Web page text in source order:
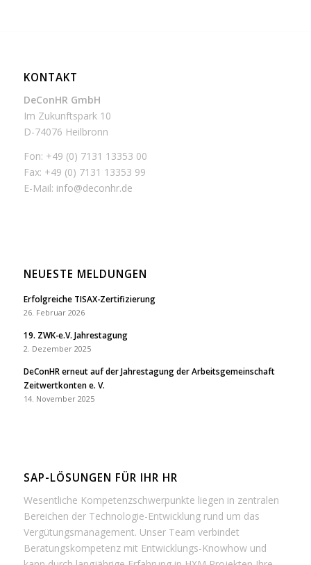
KONTAKT
DeConHR GmbH
Im Zukunftspark 10
D-74076 Heilbronn
Fon: +49 (0) 7131 13353 00
Fax: +49 (0) 7131 13353 99
E-Mail: info@deconhr.de
NEUESTE MELDUNGEN
Erfolgreiche TISAX-Zertifizierung
26. Februar 2026
19. ZWK-e.V. Jahrestagung
2. Dezember 2025
DeConHR erneut auf der Jahrestagung der Arbeitsgemeinschaft
Zeitwertkonten e. V.
14. November 2025
SAP-LÖSUNGEN FÜR IHR HR
Wesentliche Kompetenzschwerpunkte liegen in zentralen
Bereichen der Technologie-Entwicklung rund um das
Vergütungsmanagement. Unser Team verbindet
Beratungskompetenz mit Entwicklungs-Knowhow und